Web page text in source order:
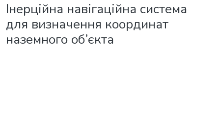
Інерційна навігаційна система
для визначення координат
наземного об’єкта